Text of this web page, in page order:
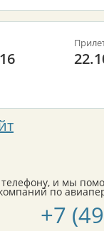
и мы
по
+7